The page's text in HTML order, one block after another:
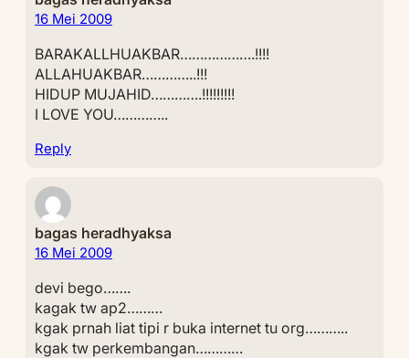
16 Mei 2009
BARAKALLHUAKBAR……………….!!!!
ALLAHUAKBAR…………..!!!
HIDUP MUJAHID………….!!!!!!!!!
I LOVE YOU…………..
Reply
bagas heradhyaksa
16 Mei 2009
devi bego…….
kagak tw ap2………
kgak prnah liat tipi r buka internet tu org………..
kgak tw perkembangan…………